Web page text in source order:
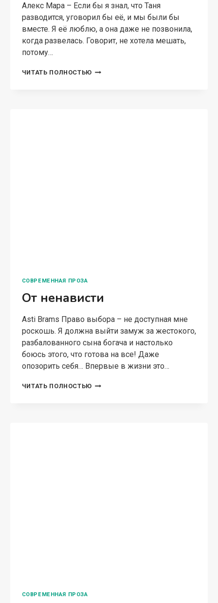
Алекс Мара – Если бы я знал, что Таня
разводится, уговорил бы её, и мы были бы
вместе. Я её люблю, а она даже не позвонила,
когда развелась. Говорит, не хотела мешать,
потому…
ЧИТАТЬ ПОЛНОСТЬЮ РАЗВОД.
СОВРЕМЕННАЯ ПРОЗА
От ненависти
Asti Brams Право выбора – не доступная мне
роскошь. Я должна выйти замуж за жестокого,
разбалованного сына богача и настолько
боюсь этого, что готова на все! Даже
опозорить себя… Впервые в жизни это…
ЧИТАТЬ ПОЛНОСТЬЮ ОТ
СОВРЕМЕННАЯ ПРОЗА